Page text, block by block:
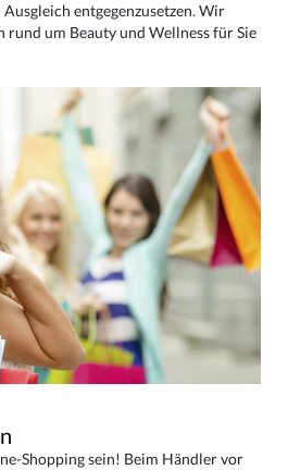
entgegenzusetzen. Wir
rund um Beauty und Wellness für Sie
Shopping sein! Beim Händler vor